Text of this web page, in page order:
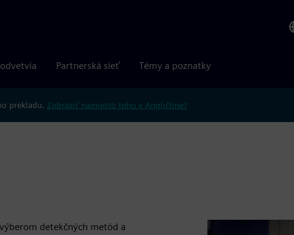
Partnerská sieť Témy a poznatky
prekladu. Zobraziť namiesto toho v Angličtine?
detekčných metód a